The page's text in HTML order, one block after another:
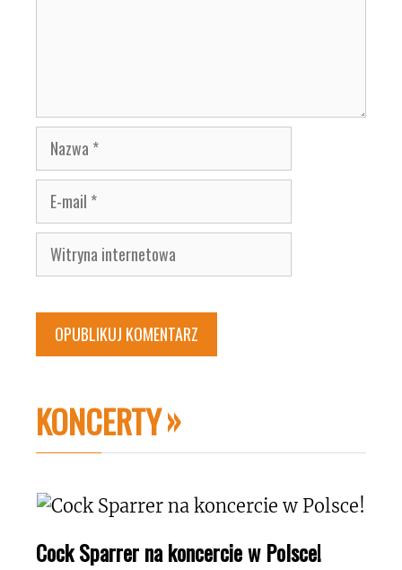
Nazwa
E-
mail
Witryna
internetowa
KONCERTY
Cock Sparrer na koncercie w Polsce!